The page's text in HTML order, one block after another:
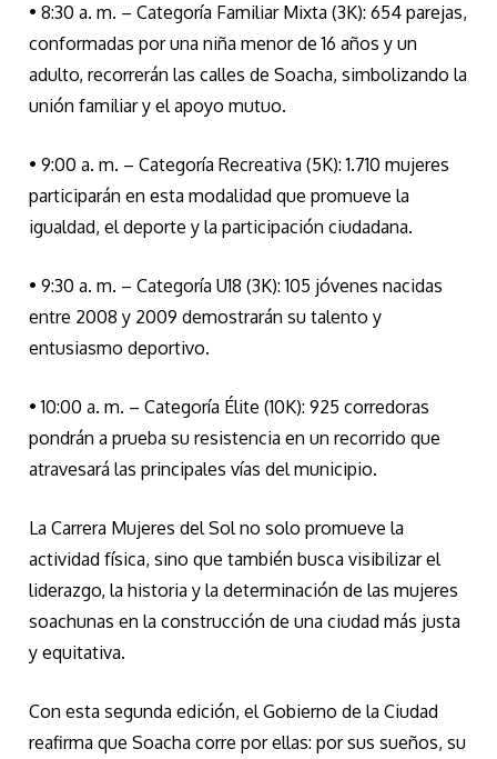
• 8:30 a. m. – Categoría Familiar Mixta (3K): 654 parejas,
conformadas por una niña menor de 16 años y un
adulto, recorrerán las calles de Soacha, simbolizando la
unión familiar y el apoyo mutuo.
• 9:00 a. m. – Categoría Recreativa (5K): 1.710 mujeres
participarán en esta modalidad que promueve la
igualdad, el deporte y la participación ciudadana.
• 9:30 a. m. – Categoría U18 (3K): 105 jóvenes nacidas
entre 2008 y 2009 demostrarán su talento y
entusiasmo deportivo.
• 10:00 a. m. – Categoría Élite (10K): 925 corredoras
pondrán a prueba su resistencia en un recorrido que
atravesará las principales vías del municipio.
La Carrera Mujeres del Sol no solo promueve la
actividad física, sino que también busca visibilizar el
liderazgo, la historia y la determinación de las mujeres
soachunas en la construcción de una ciudad más justa
y equitativa.
Con esta segunda edición, el Gobierno de la Ciudad
reafirma que Soacha corre por ellas: por sus sueños, su